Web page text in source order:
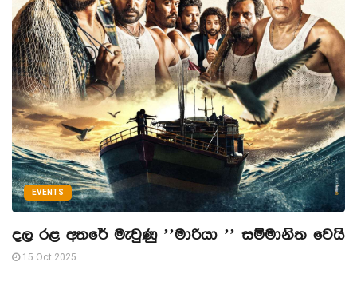
EVENTS
දල රළ අතරේ මැවුණු ’’මාරියා ’’ සම්මානිත වෙයි
15 Oct 2025